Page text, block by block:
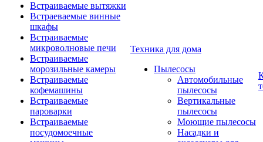
Встраиваемые вытяжки
Встраеваемые винные
шкафы
Встраиваемые
микроволновые печи
Встраиваемые
морозильные камеры
Встраиваемые
кофемашины
Встраиваемые
пароварки
Встраиваемые
посудомоечные
Техника для дома
Пылесосы
Автомобильные
пылесосы
Вертикальные
пылесосы
Моющие пылесосы
Насадки и